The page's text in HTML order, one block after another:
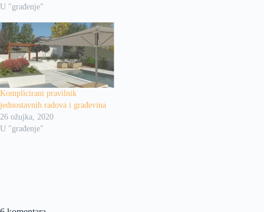
U "građenje"
Komplicirani pravilnik
jednostavnih radova i građevina
26 ožujka, 2020
U "građenje"